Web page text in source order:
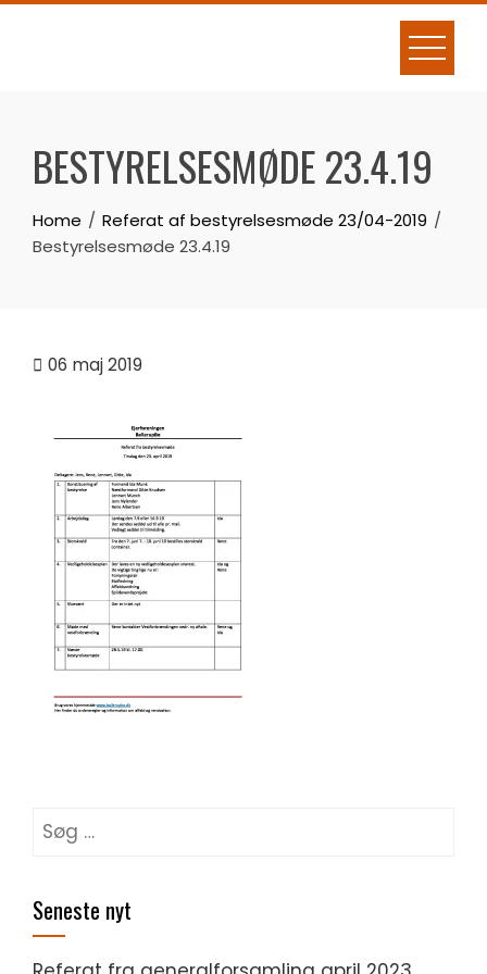
Skip
BESTYRELSESMØDE 23.4.19
Home
Referat af bestyrelsesmøde 23/04-2019
Bestyrelsesmøde 23.4.19
06 maj 2019
Søg
efter:
Seneste nyt